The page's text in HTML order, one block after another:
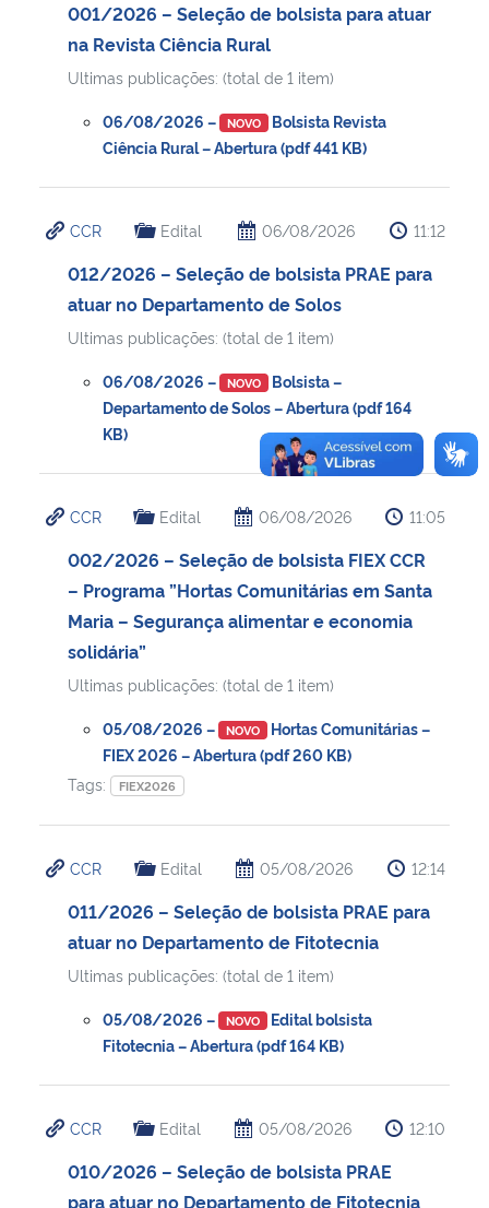
001/2026 – Seleção de bolsista para atuar
na Revista Ciência Rural
Ultimas publicações: (total de 1 item)
06/08/2026 – NOVO Bolsista Revista
Ciência Rural – Abertura (pdf 441 KB)
CCR Edital 06/08/2026 11:12
012/2026 – Seleção de bolsista PRAE para
atuar no Departamento de Solos
Ultimas publicações: (total de 1 item)
06/08/2026 – NOVO Bolsista –
Departamento de Solos – Abertura (pdf 164
KB)
CCR Edital 06/08/2026 11:05
002/2026 – Seleção de bolsista FIEX CCR
– Programa ”Hortas Comunitárias em Santa
Maria – Segurança alimentar e economia
solidária”
Ultimas publicações: (total de 1 item)
05/08/2026 – NOVO Hortas Comunitárias –
FIEX 2026 – Abertura (pdf 260 KB)
Tags:
FIEX2026
CCR Edital 05/08/2026 12:14
011/2026 – Seleção de bolsista PRAE para
atuar no Departamento de Fitotecnia
Ultimas publicações: (total de 1 item)
05/08/2026 – NOVO Edital bolsista
Fitotecnia – Abertura (pdf 164 KB)
CCR Edital 05/08/2026 12:10
010/2026 – Seleção de bolsista PRAE
para atuar no Departamento de Fitotecnia